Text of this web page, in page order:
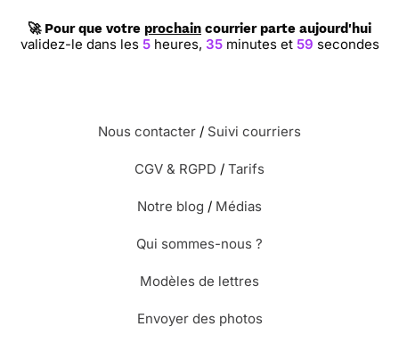
⭐⭐⭐⭐⭐ Le 09/12/2015 : J'ai choisi cette carte
à ma petite fille car elle adore tous les animaux.
maman (84 ans) qui adore tous les animaux !! très
Le 06/08/2015 : C'est la première fois
🚀 Pour que votre prochain courrier parte aujourd'hui
validez-le dans les 5heures, 35minutes et 58 secondes
Nous contacter / Suivi courriers
CGV & RGPD / Tarifs
Notre blog / Médias
Qui sommes-nous ?
Modèles de lettres
Envoyer des photos